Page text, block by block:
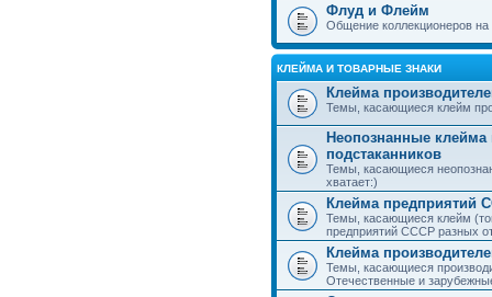
Флуд и Флейм
Общение коллекционеров
КЛЕЙМА И ТОВАРНЫЕ ЗНАКИ
Клейма
Темы, касающиеся клейм
Неопознанные клейма
подстаканников
Темы, касающиеся
хватает:)
Клейма предприятий
Темы, касающиеся клейм
предприятий СССР разных
Клейма
Темы, касающиеся
Отечественные и